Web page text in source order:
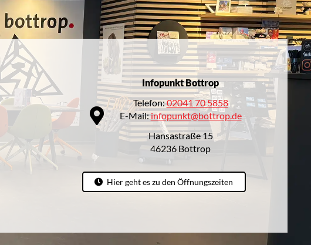
Infopunkt Bottrop
Telefon:02041 70 5858
E-Mail:infopunkt@bottrop.de
Hansastraße 15
46236 Bottrop
Hier geht es zu den Öffnungszeiten